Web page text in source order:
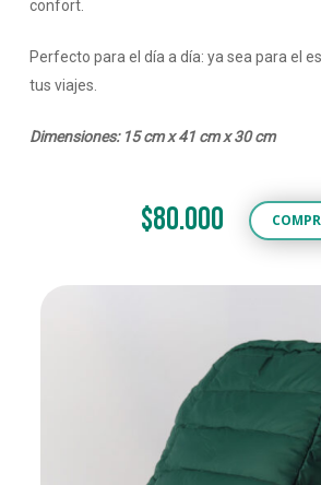
confort.
Perfecto para el día a día: ya sea para el
tus viajes.
Dimensiones: 15 cm x 41 cm x 30 cm
$80.000